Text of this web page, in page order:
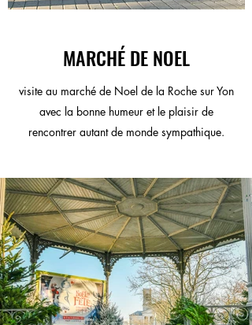
MARCHÉ DE NOEL
visite au marché de Noel de la Roche sur Yon
avec la bonne humeur et le plaisir de
rencontrer autant de monde sympathique.